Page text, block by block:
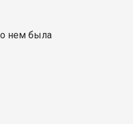
о нем была